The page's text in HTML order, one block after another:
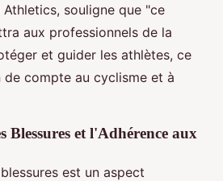
souligne que "ce
aux professionnels de la
et guider les athlètes, ce
compte au cyclisme et à
Blessures et l'Adhérence aux
est un aspect